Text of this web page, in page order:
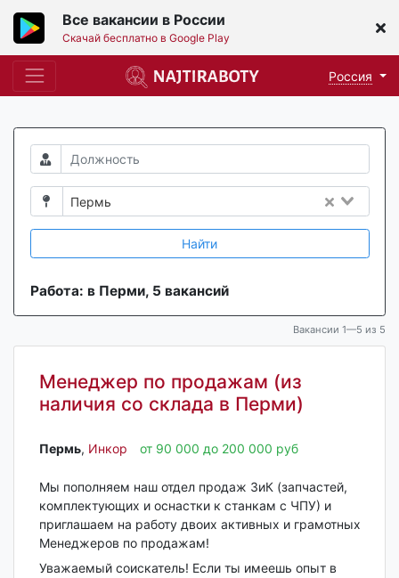
Все вакансии в России
Скачай бесплатно в Google Play
Россия
Пермь
Найти
Работа: в Перми, 5 вакансий
Вакансии 1—5 из 5
Менеджер по продажам (из
наличия со склада в Перми)
Пермь‎, Инкор от 90 000 до 200 000 руб
Мы пополняем наш отдел продаж ЗиК (запчастей,
комплектующих и оснастки к станкам с ЧПУ) и
приглашаем на работу двоих активных и грамотных
Менеджеров по продажам!
Уважаемый соискатель! Если ты имеешь опыт в